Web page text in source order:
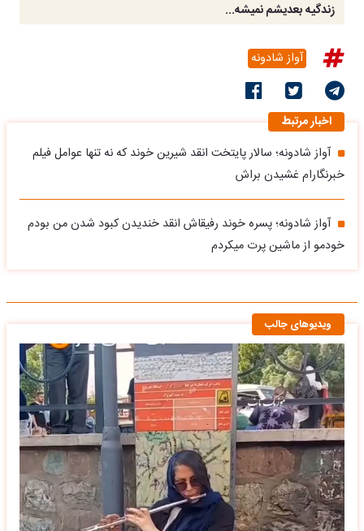
زندگیه بعدیشم نمیشه...
آواز شادونه
اخبار مرتبط
آواز شادونه؛ سالار پایتخت انقد شیرین خوند که نه تنها عوامل فیلم
خبرنگارام غشیدن براش
آواز شادونه؛ پسره خوند رفیقاش انقد خندیدن کبود شدن من بودم
خودمو از ماشین پرت میکردم
ویدیوهای جالب